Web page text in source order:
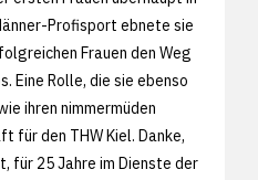
Profisport ebnete sie
Frauen den Weg
Eine Rolle, die sie ebenso
ihren nimmermüden
für den THW Kiel. Danke,
für 25 Jahre im Dienste der